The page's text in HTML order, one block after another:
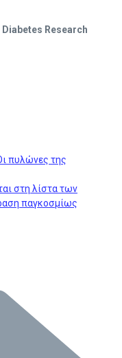
Diabetes Research
πυλώνες της
στη λίστα των
παγκοσμίως